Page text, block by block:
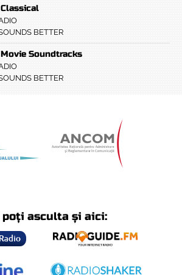
Classical
BETTER
Movie Soundtracks
BETTER
poți asculta și aici: